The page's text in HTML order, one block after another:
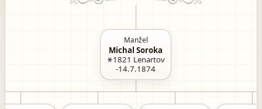
Manžel
Michal Soroka
1821 Lenartov
-14.7.1874